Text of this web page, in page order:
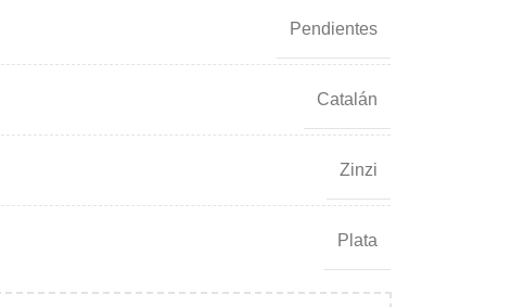
Pendientes
Catalán
Zinzi
Plata